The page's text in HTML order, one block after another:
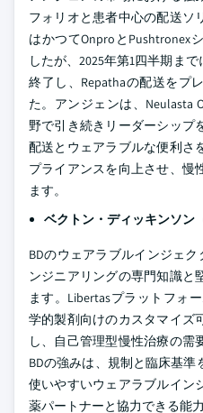
フォリオと患者中心の配送ソ
はかつてOnproとPushtronex
したが、2025年第1四半期ま
終了し、Repathaの配送をプ
た。アンジェンは、Neulasta
野で引き続きリーダーシップ
配送とウェアラブルな便利さ
プライアンスを向上させ、慢
ます。
ベクトン・ディッキンソン（
BDのウェアラブルインジェ
ンジニアリングの専門知識と
ます。Libertasプラットフォ
学的製剤向けのカスタマイズ
し、自己管理型慢性治療の需
BDの強みは、規制と臨床基
使いやすいウェアラブルイン
薬パートナーと協力できる能